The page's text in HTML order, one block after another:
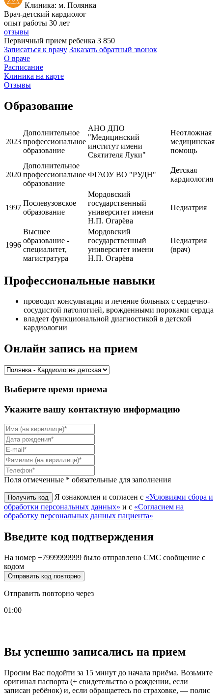
Клиника: м. Полянка
Врач-детский кардиолог
опыт работы 30 лет
отзывы
Первичный прием ребенка 3 850
Записаться к врачу Заказать обратный звонок
О враче
Расписание
Клиника на карте
Отзывы
Образование
2023
Дополнительное
профессиональное
образование
АНО ДПО
"Медицинский
институт имени
Святителя Луки"
Неотложная
медицинская
помощь
2020
Дополнительное
профессиональное
образование
ФГАОУ ВО "РУДН"
Детская
кардиология
1997
Послевузовское
образование
Мордовский
государственный
университет имени
Н.П. Огарёва
Педиатрия
1996
Высшее
образование -
специалитет,
магистратура
Мордовский
государственный
университет имени
Н.П. Огарёва
Педиатрия
(врач)
Профессиональные навыки
проводит консультации и лечение больных с сердечно-
сосудистой патологией, врожденными пороками сердца
владеет функциональной диагностикой в детской
кардиологии
Онлайн запись на прием
Выберите время приема
Укажите вашу контактную информацию
Поля отмеченные * обязательные для заполнения
Я ознакомлен и согласен с «Условиями сбора и
обработки персональных данных» и с «Согласием на
обработку персональных данных пациента»
Введите код подтверждения
На номер +7999999999 было отправлено СМС сообщение с
кодом
Отправить код повторно
Отправить повторно через
01:00
Вы успешно записались на прием
Просим Вас подойти за 15 минут до начала приёма. Возьмите
оригинал паспорта (+ свидетельство о рождении, если
записан ребёнок) и, если обращаетесь по страховке, — полис